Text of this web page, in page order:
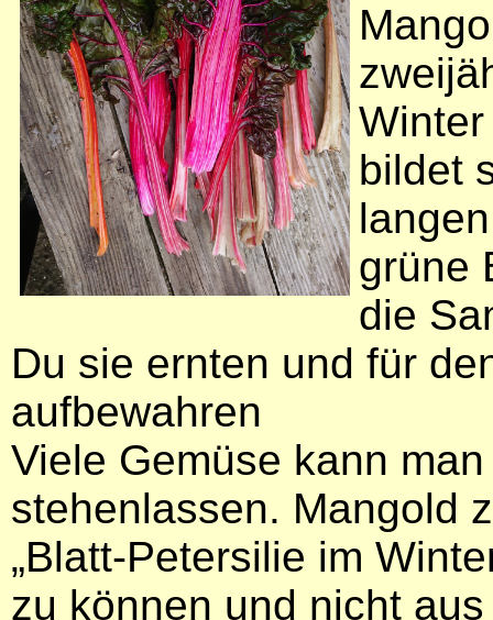
bildet
grüne
die
Du sie ernten und für
aufbewahren
Viele Gemüse kann
stehenlassen. Mangold
„Blatt-Petersilie im
zu können und nicht